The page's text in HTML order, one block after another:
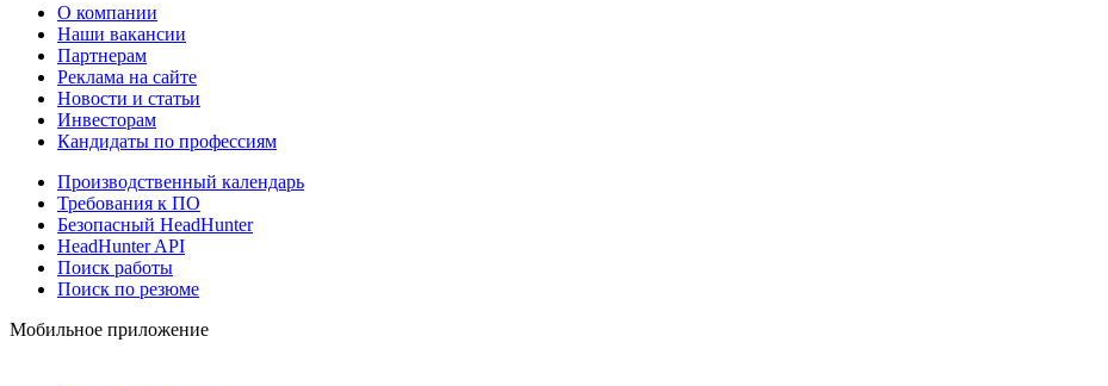
О компании
Наши вакансии
Партнерам
Реклама на сайте
Новости и статьи
Инвесторам
Кандидаты по профессиям
Производственный календарь
Требования к ПО
Безопасный HeadHunter
HeadHunter API
Поиск работы
Поиск по резюме
Мобильное приложение